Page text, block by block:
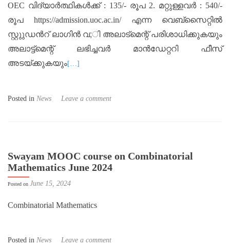
OEC വിദ്യാര്‍ത്ഥികള്‍ക്ക് : 135/- രൂപ 2. മറ്റുള്ളവര്‍ : 540/-
രൂപ https://admission.uoc.ac.in/ എന്ന വെബ്സൈറ്റിൽ
സ്റ്റുുഡന്‍റ് ലാഗിന്‍ വ;ി അലാട്മെന്റ് പരിശാധിക്കുകയും
അലാട്ട്മെന്റ് ലഭിച്ചവര്‍ മാന്‍ഡേറ്ററി ഫീസ്
അടയ്ക്കുകയും[…]
Posted in News Leave a comment
Swayam MOOC course on Combinatorial
Mathematics June 2024
Posted on June 15, 2024
Combinatorial Mathematics
Posted in News Leave a comment